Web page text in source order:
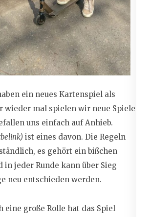
ein neues Kartenspiel als
wieder mal spielen wir neue Spiele
uns einfach auf Anhieb.
ist eines davon. Die Regeln
es gehört ein bißchen
in jeder Runde kann über Sieg
neu entschieden werden.
eine große Rolle hat das Spiel